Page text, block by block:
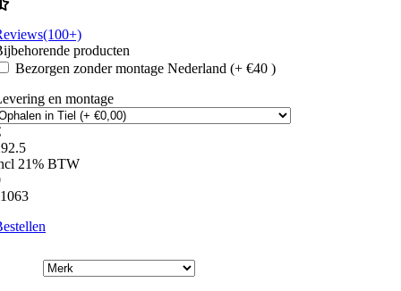
producten
Bezorgen zonder montage Nederland (+ €40 )
en montage
21% BTW